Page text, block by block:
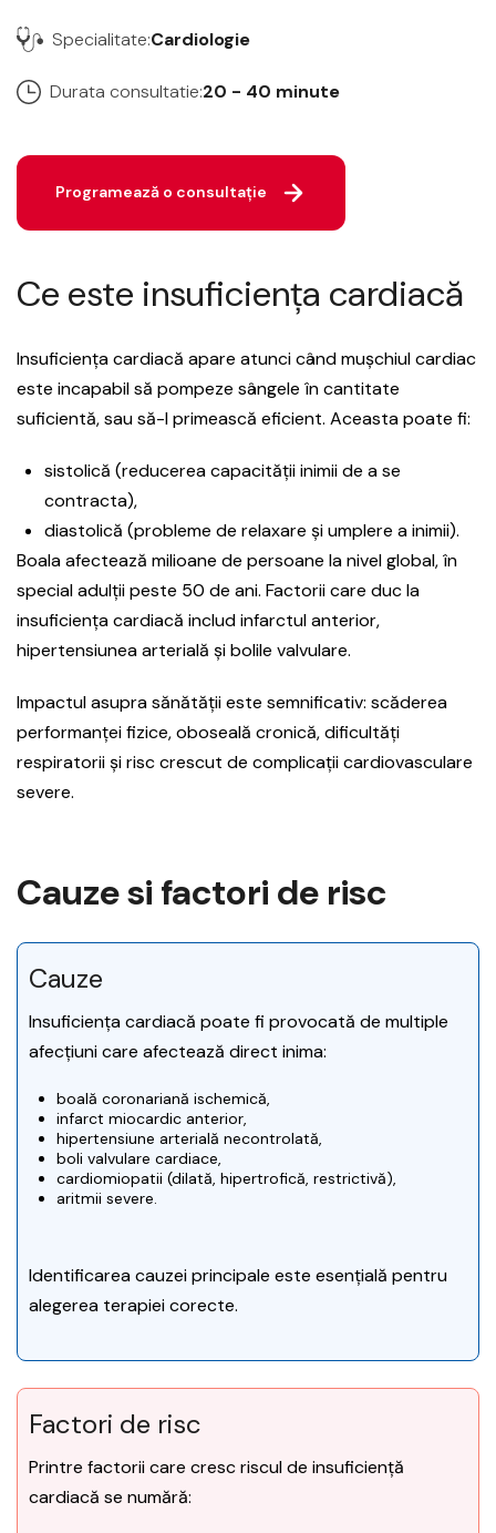
Specialitate:Cardiologie
Durata consultatie:20 - 40 minute
Programează o consultație
Ce este insuficiența cardiacă
Insuficiența cardiacă apare atunci când mușchiul cardiac
este incapabil să pompeze sângele în cantitate
suficientă, sau să-l primească eficient. Aceasta poate fi:
sistolică (reducerea capacității inimii de a se
contracta),
diastolică (probleme de relaxare și umplere a inimii).
Boala afectează milioane de persoane la nivel global, în
special adulții peste 50 de ani. Factorii care duc la
insuficiența cardiacă includ infarctul anterior,
hipertensiunea arterială și bolile valvulare.
Impactul asupra sănătății este semnificativ: scăderea
performanței fizice, oboseală cronică, dificultăți
respiratorii și risc crescut de complicații cardiovasculare
severe.
Cauze si factori de risc
Cauze
Insuficiența cardiacă poate fi provocată de multiple
afecțiuni care afectează direct inima:
boală coronariană ischemică,
infarct miocardic anterior,
hipertensiune arterială necontrolată,
boli valvulare cardiace,
cardiomiopatii (dilată, hipertrofică, restrictivă),
aritmii severe.
Identificarea cauzei principale este esențială pentru
alegerea terapiei corecte.
Factori de risc
Printre factorii care cresc riscul de insuficiență
cardiacă se numără: